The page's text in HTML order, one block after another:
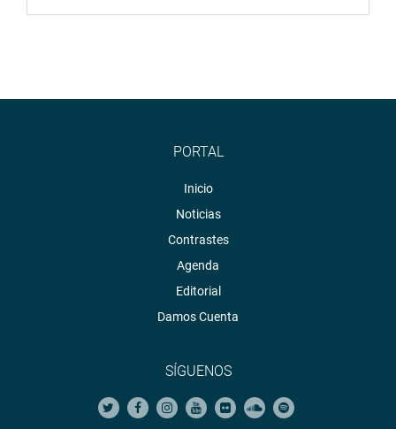
PORTAL
Inicio
Noticias
Contrastes
Agenda
Editorial
Damos Cuenta
SÍGUENOS